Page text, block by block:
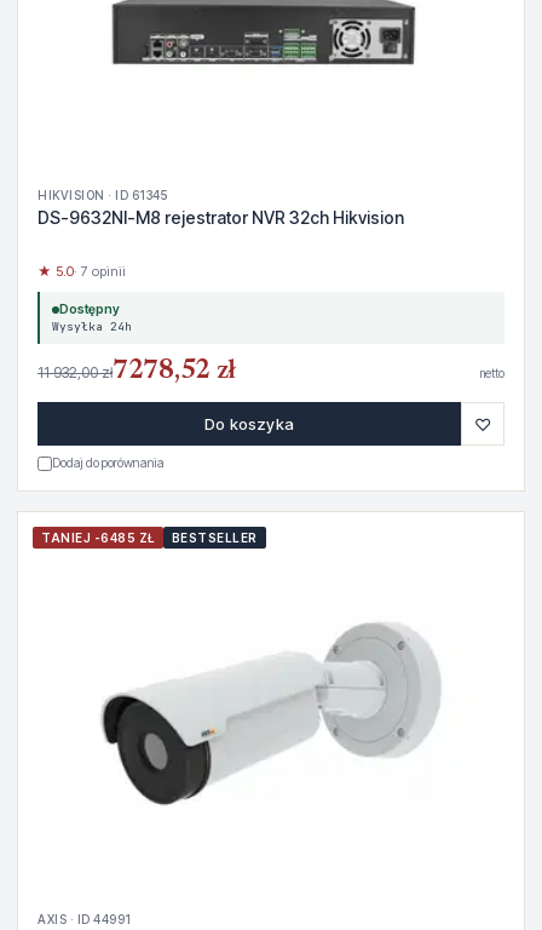
HIKVISION · ID 61345
DS-9632NI-M8 rejestrator NVR 32ch Hikvision
★ 5.0· 7 opinii
Dostępny
Wysyłka 24h
11 932,00 zł7278,52 zł netto
Do koszyka ♡
Dodaj do porównania
TANIEJ -6485 ZŁ BESTSELLER
AXIS · ID 44991